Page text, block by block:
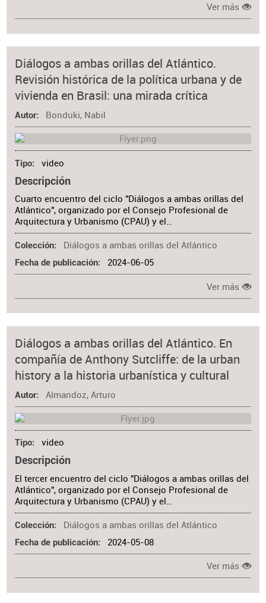
Ver más
Diálogos a ambas orillas del Atlántico.
Revisión histórica de la política urbana y de
vivienda en Brasil: una mirada crítica
Autor Bonduki, Nabil
Tipo video
Descripción
Cuarto encuentro del ciclo "Diálogos a ambas orillas del
Atlántico", organizado por el Consejo Profesional de
Arquitectura y Urbanismo (CPAU) y el…
Colección Diálogos a ambas orillas del Atlántico
Fecha de publicación 2024-06-05
Ver más
Diálogos a ambas orillas del Atlántico. En
compañía de Anthony Sutcliffe: de la urban
history a la historia urbanística y cultural
Autor Almandoz, Arturo
Tipo video
Descripción
El tercer encuentro del ciclo "Diálogos a ambas orillas del
Atlántico", organizado por el Consejo Profesional de
Arquitectura y Urbanismo (CPAU) y el…
Colección Diálogos a ambas orillas del Atlántico
Fecha de publicación 2024-05-08
Ver más